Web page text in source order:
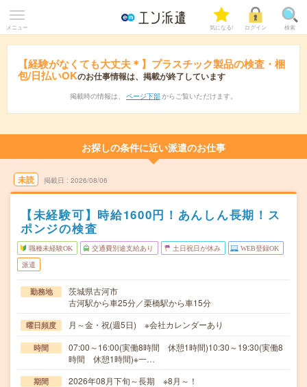
メニュー 気になる! ログイン 検索
【経験がなくても大丈夫＊】プラスチック製品の検査・梱
包/日払いOKのお仕事情報は、掲載が終了しています
掲載時の情報は、 ページ下部 からご覧いただけます。
お探しの条件に近い派遣のお仕事
未読 掲載日 2026/08/06
【未経験可】時給1600円！あんしん長期！ス
ポンジの検査
職種未経験OK 交通費別途支給あり 土日祝日が休み WEB登録OK
派遣
勤務地
茨城県古河市
古河駅から車25分／栗橋駅から車15分
曜日頻度 月～金・祝(週5日) ※会社カレンダーあり
時間
07:00～16:00(実働8時間 休憩1時間)10:30～19:30(実働8
時間 休憩1時間)※一…
期間 2026年08月下旬～長期 ※8月～！